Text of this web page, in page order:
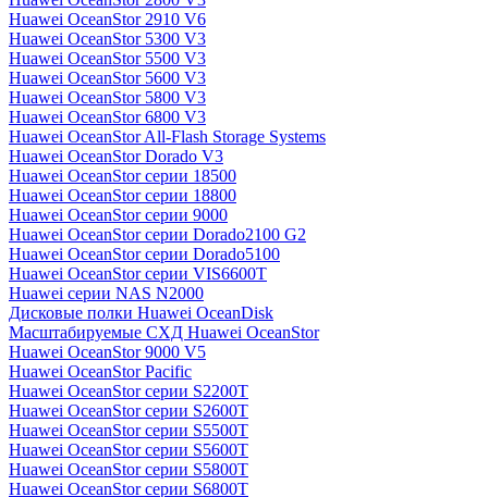
Huawei OceanStor 2910 V6
Huawei OceanStor 5300 V3
Huawei OceanStor 5500 V3
Huawei OceanStor 5600 V3
Huawei OceanStor 5800 V3
Huawei OceanStor 6800 V3
Huawei OceanStor All-Flash Storage Systems
Huawei OceanStor Dorado V3
Huawei OceanStor серии 18500
Huawei OceanStor серии 18800
Huawei OceanStor серии 9000
Huawei OceanStor серии Dorado2100 G2
Huawei OceanStor серии Dorado5100
Huawei OceanStor серии VIS6600T
Huawei серии NAS N2000
Дисковые полки Huawei OceanDisk
Масштабируемые СХД Huawei OceanStor
Huawei OceanStor 9000 V5
Huawei OceanStor Pacific
Huawei OceanStor серии S2200T
Huawei OceanStor серии S2600T
Huawei OceanStor серии S5500T
Huawei OceanStor серии S5600T
Huawei OceanStor серии S5800T
Huawei OceanStor серии S6800T